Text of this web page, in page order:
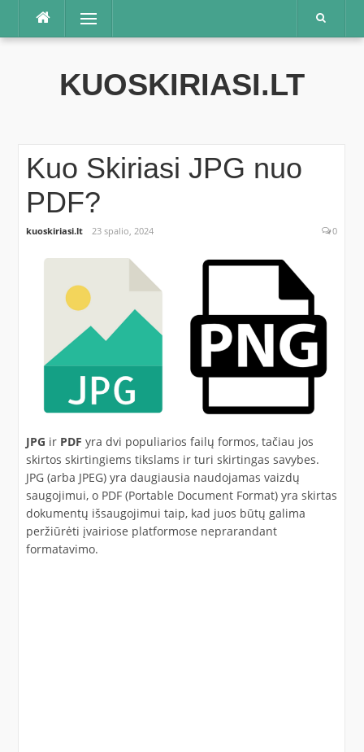
Praleisti
Meniu
KUOSKIRIASI.LT
Kuo Skiriasi JPG nuo
PDF?
kuoskiriasi.lt 23 spalio, 2024 0
JPG ir PDF yra dvi populiarios failų formos, tačiau jos
skirtos skirtingiems tikslams ir turi skirtingas savybes.
JPG (arba JPEG) yra daugiausia naudojamas vaizdų
saugojimui, o PDF (Portable Document Format) yra skirtas
dokumentų išsaugojimui taip, kad juos būtų galima
peržiūrėti įvairiose platformose neprarandant
formatavimo.